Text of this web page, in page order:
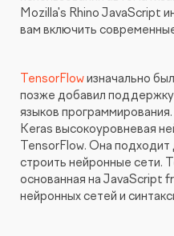
Mozilla's Rhino JavaScript
вам включить
TensorFlowизначально
позже добавил
языков
Keras высокоуровневая
TensorFlow. Она подходит
строить нейронные сети.
основанная на JavaScript
нейронных сетей и